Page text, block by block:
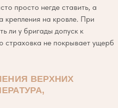
просто негде ставить, а
крепления на кровле. При
ли у бригады допуск к
не покрывает ущерб
ВЕРХНИХ